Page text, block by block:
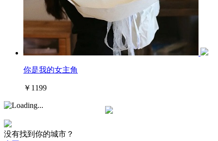
你是我的女主角
￥1199
没有找到你的城市？